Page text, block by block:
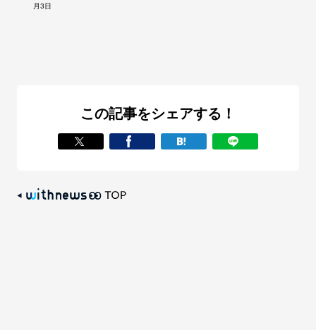
月3日
この記事をシェアする！